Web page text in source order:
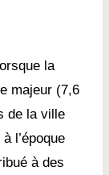
la
majeur (7,6
de la ville
l’époque
à des